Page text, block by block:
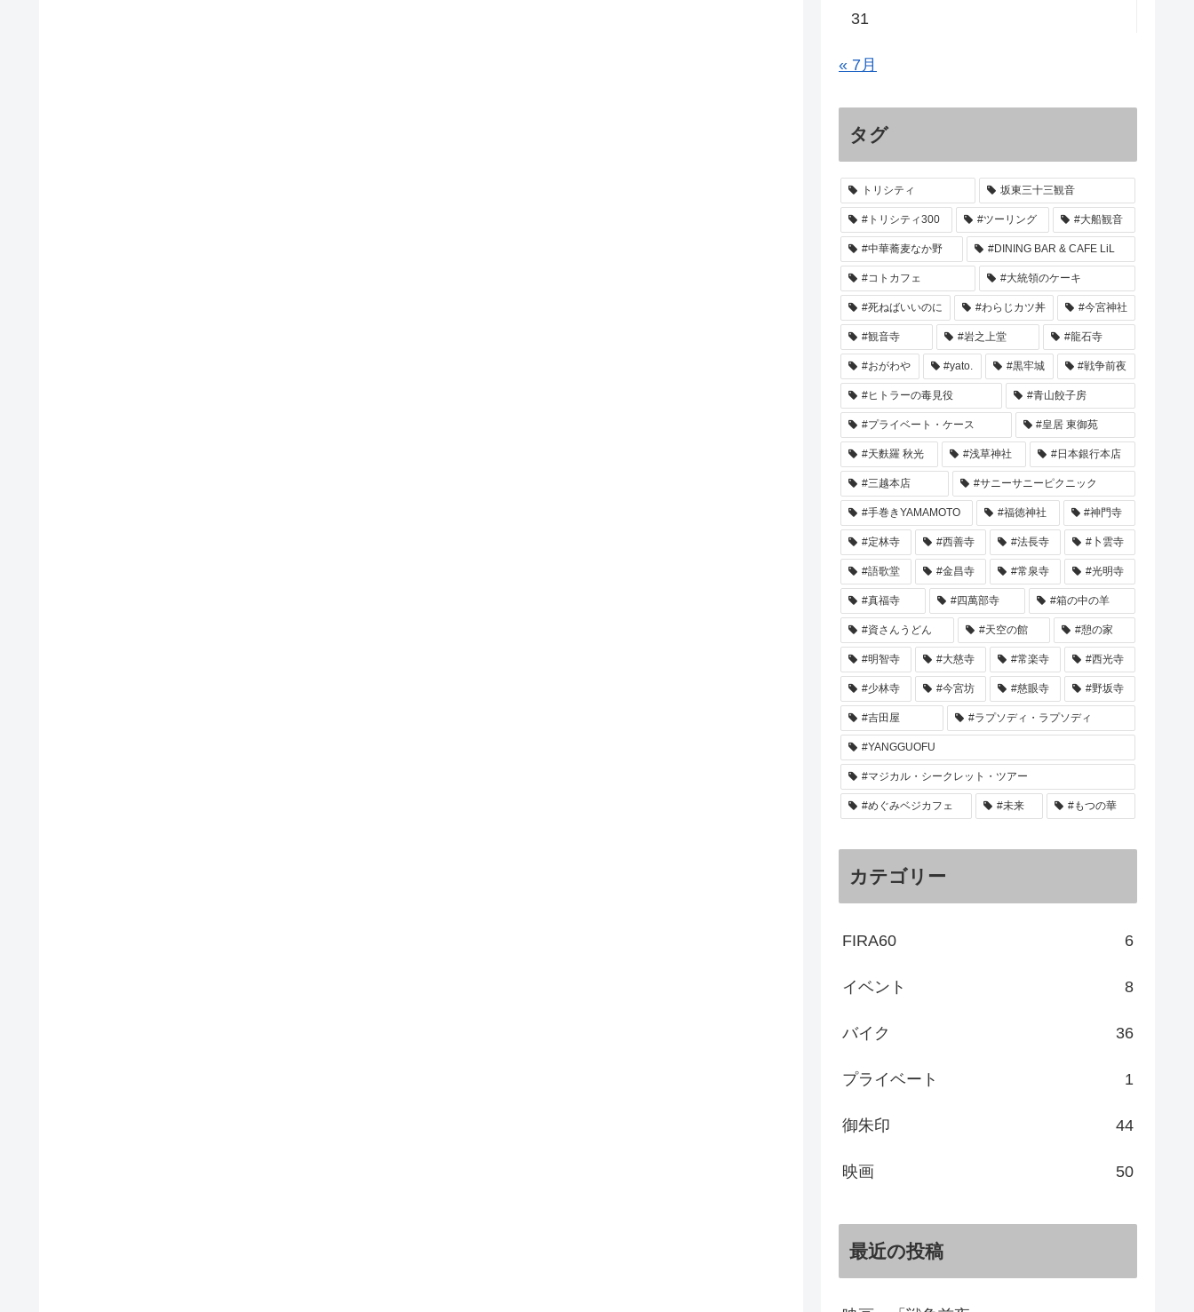
31
« 7月
タグ
トリシティ 坂東三十三観音
#トリシティ300 #ツーリング #大船観音
#中華蕎麦なか野 #DINING BAR & CAFE LiL
#コトカフェ #大統領のケーキ
#死ねばいいのに #わらじカツ丼 #今宮神社
#観音寺 #岩之上堂 #龍石寺
#おがわや #yato. #黒牢城 #戦争前夜
#ヒトラーの毒見役 #青山餃子房
#プライベート・ケース #皇居 東御苑
#天麩羅 秋光 #浅草神社 #日本銀行本店
#三越本店 #サニーサニーピクニック
#手巻きYAMAMOTO #福徳神社 #神門寺
#定林寺 #西善寺 #法長寺 #卜雲寺
#語歌堂 #金昌寺 #常泉寺 #光明寺
#真福寺 #四萬部寺 #箱の中の羊
#資さんうどん #天空の館 #憩の家
#明智寺 #大慈寺 #常楽寺 #西光寺
#少林寺 #今宮坊 #慈眼寺 #野坂寺
#吉田屋 #ラプソディ・ラプソディ
#YANGGUOFU
#マジカル・シークレット・ツアー
#めぐみベジカフェ #未来 #もつの華
カテゴリー
FIRA60 6
イベント 8
バイク 36
プライベート 1
御朱印 44
映画 50
最近の投稿